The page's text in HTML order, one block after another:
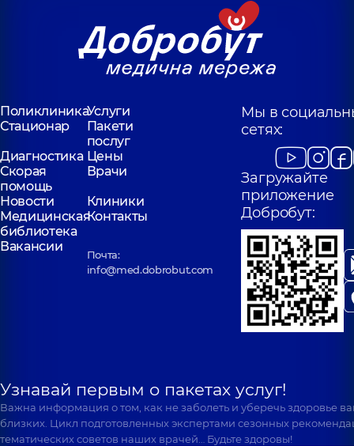
ПоликлиникаУслуги
Стационар
Пакети
послуг
Диагностика Цены
Скорая
помощь
Врачи
Новости
Клиники
Медицинская
библиотека
Контакты
Вакансии
Почта:
info@med.dobrobut.com
Мы в
сетях:
Загружайте
приложение
Добробут:
Узнавай первым о пакетах услуг!
Важна информация о том, как не заболеть и уберечь здоровье
близких. Цикл подготовленных экспертами сезонных
тематических советов наших врачей… Будьте здоровы!